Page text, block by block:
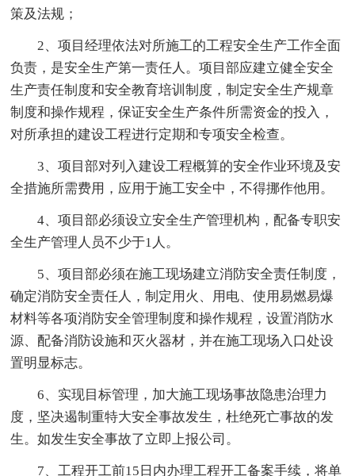
策及法规；
2、项目经理依法对所施工的工程安全生产工作全面
负责，是安全生产第一责任人。项目部应建立健全安全
生产责任制度和安全教育培训制度，制定安全生产规章
制度和操作规程，保证安全生产条件所需资金的投入，
对所承担的建设工程进行定期和专项安全检查。
3、项目部对列入建设工程概算的安全作业环境及安
全措施所需费用，应用于施工安全中，不得挪作他用。
4、项目部必须设立安全生产管理机构，配备专职安
全生产管理人员不少于1人。
5、项目部必须在施工现场建立消防安全责任制度，
确定消防安全责任人，制定用火、用电、使用易燃易爆
材料等各项消防安全管理制度和操作规程，设置消防水
源、配备消防设施和灭火器材，并在施工现场入口处设
置明显标志。
6、实现目标管理，加大施工现场事故隐患治理力
度，坚决遏制重特大安全事故发生，杜绝死亡事故的发
生。如发生安全事故了立即上报公司。
7、工程开工前15日内办理工程开工备案手续，将单